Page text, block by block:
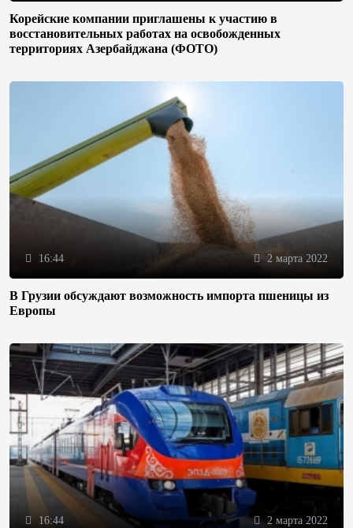
Корейские компании приглашены к участию в
восстановительных работах на освобожденных
территориях Азербайджана (ФОТО)
16:44 2 марта 2022
В Грузии обсуждают возможность импорта пшеницы из
Европы
16:44 2 марта 2022